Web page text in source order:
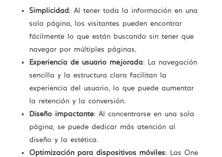
Simplicidad: Al tener toda la información en una
sola página, los visitantes pueden encontrar
fácilmente lo que están buscando sin tener que
navegar por múltiples páginas.
Experiencia de usuario mejorada: La navegación
sencilla y la estructura clara facilitan la
experiencia del usuario, lo que puede aumentar
la retención y la conversión.
Diseño impactante: Al concentrarse en una sola
página, se puede dedicar más atención al
diseño y la estética.
Optimización para dispositivos móviles: Las One